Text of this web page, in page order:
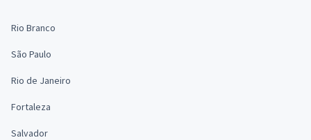
Rio Branco
São Paulo
Rio de Janeiro
Fortaleza
Salvador